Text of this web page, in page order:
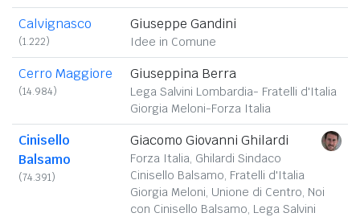
Calvignasco
(1.222)
Giuseppe Gandini
Idee in Comune
Cerro Maggiore
(14.984)
Giuseppina Berra
Lega Salvini Lombardia- Fratelli d'Italia
Giorgia Meloni-Forza Italia
Cinisello
Balsamo
(74.391)
Giacomo Giovanni Ghilardi
Forza Italia, Ghilardi Sindaco
Cinisello Balsamo, Fratelli d'Italia
Giorgia Meloni, Unione di Centro, Noi
con Cinisello Balsamo, Lega Salvini